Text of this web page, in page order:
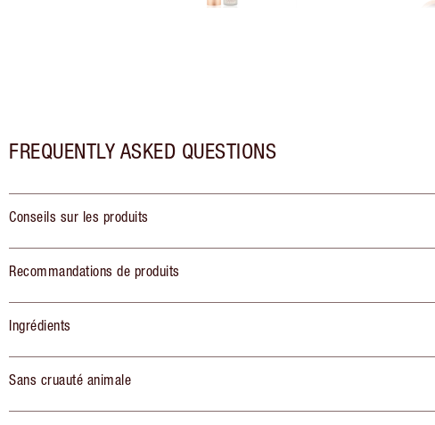
FREQUENTLY ASKED QUESTIONS
Conseils sur les produits
Recommandations de produits
Ingrédients
Sans cruauté animale